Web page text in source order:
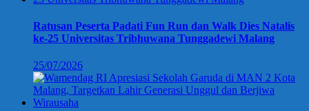
Ratusan Peserta Padati Fun Run dan Walk Dies Natalis
ke-25 Universitas Tribhuwana Tunggadewi Malang
25/07/2026